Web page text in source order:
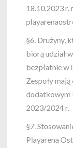
18.10.2023 r.
§6. Drużyny,
biorą udział
bezpłatnie w
Zespoły
dodatkowym
2023/2024 r.
§7.
Playarena